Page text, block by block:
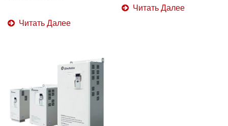
Читать Далее
Читать Далее